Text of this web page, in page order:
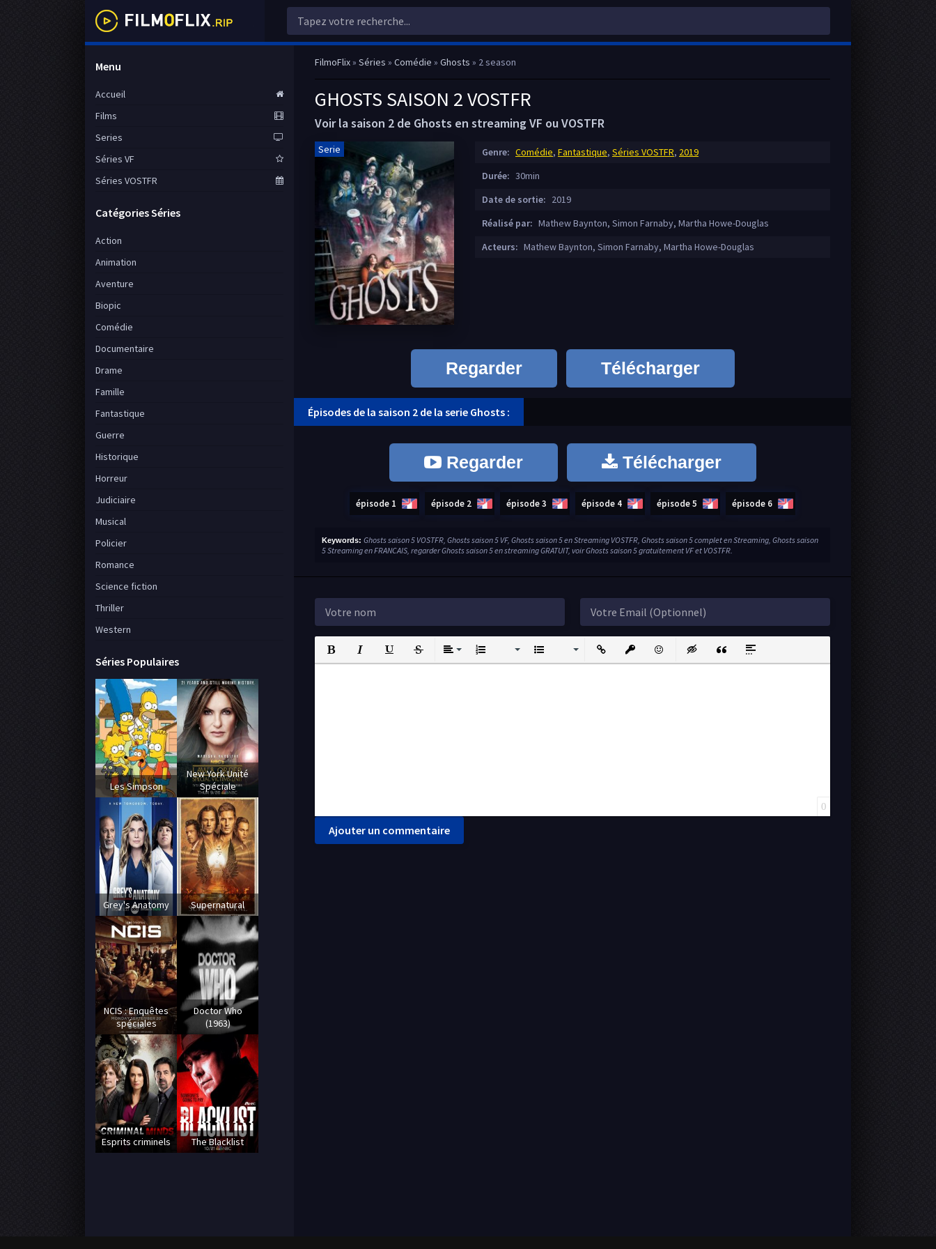
FilmoFlix» Séries » Comédie » Ghosts » 2 season
GHOSTS SAISON 2 VOSTFR
Voir la saison 2 de Ghosts en streaming VF ou VOSTFR
Serie Genre: Comédie, Fantastique, Séries VOSTFR, 2019
Durée: 30min
Date de sortie: 2019
Réalisé par: Mathew Baynton, Simon Farnaby, Martha Howe-Douglas
Acteurs: Mathew Baynton, Simon Farnaby, Martha Howe-Douglas
Regarder Télécharger
Épisodes de la saison 2 de la serie Ghosts :
Regarder Télécharger
épisode 1 épisode 2 épisode 3 épisode 4 épisode 5 épisode 6
Keywords: Ghosts saison 5 VOSTFR, Ghosts saison 5 VF, Ghosts saison 5 en Streaming VOSTFR, Ghosts saison 5 complet en Streaming, Ghosts saison
5 Streaming en FRANCAIS, regarder Ghosts saison 5 en streaming GRATUIT, voir Ghosts saison 5 gratuitement VF et VOSTFR.
Bold Italic UnderlineStrikethrough
AlignOrdered List Unordered ListInsert LinkInsert protected link
EmoticonsInsert hidden text
Insert QuoteInsert spoiler
0
Ajouter un commentaire
Menu
Accueil
Films
Series
Séries VF
Séries VOSTFR
Catégories Séries
Action
Animation
Aventure
Biopic
Comédie
Documentaire
Drame
Famille
Fantastique
Guerre
Historique
Horreur
Judiciaire
Musical
Policier
Romance
Science fiction
Thriller
Western
Séries Populaires
Les Simpson
New York Unité
Spéciale
Grey's Anatomy Supernatural
NCIS : Enquêtes
spéciales
Doctor Who
(1963)
Esprits criminels The Blacklist